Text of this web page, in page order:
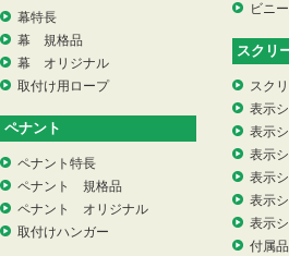
幕特長
幕 規格品
幕 オリジナル
取付け用ロープ
ペナント
ペナント特長
ペナント 規格品
ペナント オリジナル
取付けハンガー
ビニ
スクリ
スク
表示
表示
表示
表示
表示
表示
付属品